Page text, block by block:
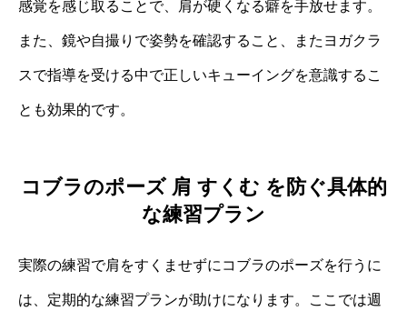
感覚を感じ取ることで、肩が硬くなる癖を手放せます。
また、鏡や自撮りで姿勢を確認すること、またヨガクラ
スで指導を受ける中で正しいキューイングを意識するこ
とも効果的です。
コブラのポーズ 肩 すくむ を防ぐ具体的
な練習プラン
実際の練習で肩をすくませずにコブラのポーズを行うに
は、定期的な練習プランが助けになります。ここでは週